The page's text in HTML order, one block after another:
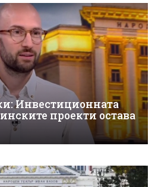
Инвестиционната
проекти остава